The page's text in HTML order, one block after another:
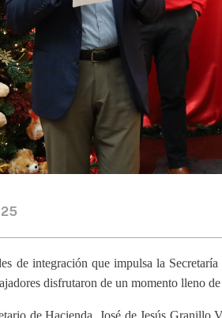
de integración que impulsa la
disfrutaron de un momento lleno
de Hacienda, José de Jesús Granillo